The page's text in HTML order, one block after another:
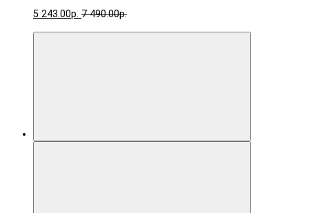
5 243.00р. 7 490.00р.